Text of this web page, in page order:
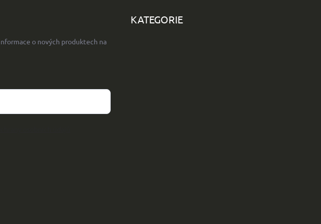
o nových produktech na
KATEGORIE